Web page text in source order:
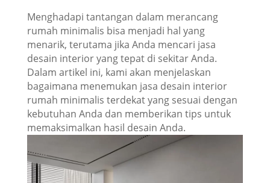
Menghadapi tantangan dalam merancang
rumah minimalis bisa menjadi hal yang
menarik, terutama jika Anda mencari jasa
desain interior yang tepat di sekitar Anda.
Dalam artikel ini, kami akan menjelaskan
bagaimana menemukan jasa desain interior
rumah minimalis terdekat yang sesuai dengan
kebutuhan Anda dan memberikan tips untuk
memaksimalkan hasil desain Anda.